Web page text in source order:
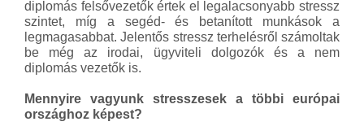
diplomás felsővezetők értek el legalacsonyabb stressz
szintet, míg a segéd- és betanított munkások a
legmagasabbat. Jelentős stressz terhelésről számoltak
be még az irodai, ügyviteli dolgozók és a nem
diplomás vezetők is.
Mennyire vagyunk stresszesek a többi európai
országhoz képest?